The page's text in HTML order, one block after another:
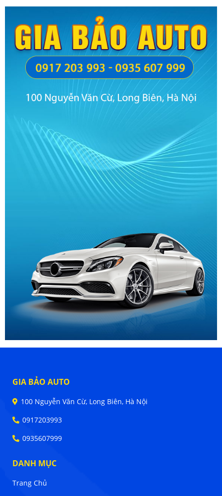
GIA BẢO AUTO
100 Nguyễn Văn Cừ, Long Biên, Hà Nội
0917203993
0935607999
DANH MỤC
Trang Chủ